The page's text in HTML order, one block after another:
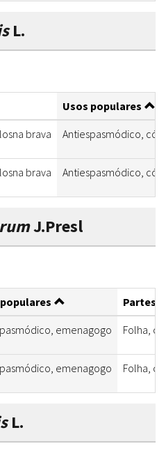
L.
Usos populares
brava
Antiespasmódico,
brava Antiespasmódico,
J.Presl
Partes
emenagogo Folha,
emenagogo Folha,
L.